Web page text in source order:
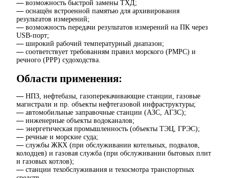
— возможность быстрой замены ТХД;
— оснащён встроенной памятью для архивирования
результатов измерений;
— возможность передачи результатов измерений на ПК через
USB-порт;
— широкий рабочий температурный диапазон;
— соответствует требованиям правил морского (РМРС) и
речного (РРР) судоходства.
Области применения:
— НПЗ, нефтебазы, газоперекачивающие станции, газовые
магистрали и пр. объекты нефтегазовой инфраструктуры;
— автомобильные заправочные станции (АЗС, АГЗС);
— инженерные объекты водоканалов;
— энергетическая промышленность (объекты ТЭЦ, ГРЭС);
— речные и морские суда;
— службы ЖКХ (при обслуживании котельных, подвалов,
колодцев) и газовая служба (при обслуживании бытовых плит
и газовых котлов);
— станции техобслуживания и техосмотра транспортных